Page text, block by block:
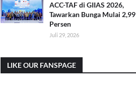
ACC-TAF di GIIAS 2026,
Tawarkan Bunga Mulai 2,99
Persen
Juli 29, 2026
LIKE OUR FANSPAGE